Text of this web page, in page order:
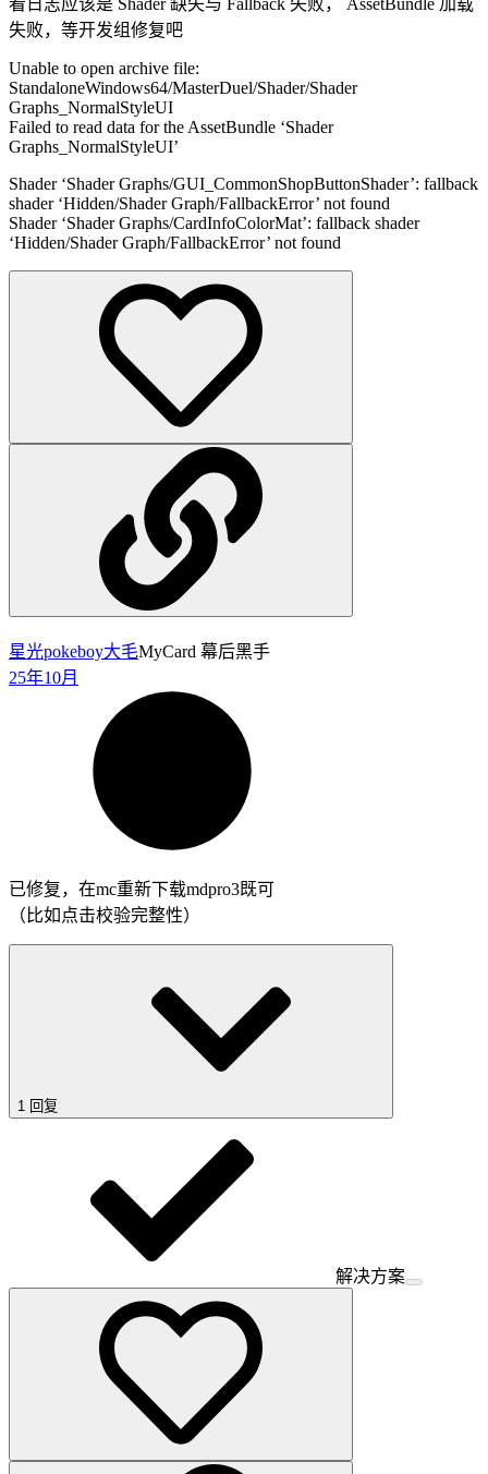
看日志应该是 Shader 缺失与 Fallback 失败， AssetBundle 加载
失败，等开发组修复吧
Unable to open archive file:
StandaloneWindows64/MasterDuel/Shader/Shader
Graphs_NormalStyleUI
Failed to read data for the AssetBundle ‘Shader
Graphs_NormalStyleUI’
Shader ‘Shader Graphs/GUI_CommonShopButtonShader’: fallback
shader ‘Hidden/Shader Graph/FallbackError’ not found
Shader ‘Shader Graphs/CardInfoColorMat’: fallback shader
‘Hidden/Shader Graph/FallbackError’ not found
星光pokeboy大毛MyCard 幕后黑手
25年10月
已修复，在mc重新下载mdpro3既可
（比如点击校验完整性）
1 回复
解决方案